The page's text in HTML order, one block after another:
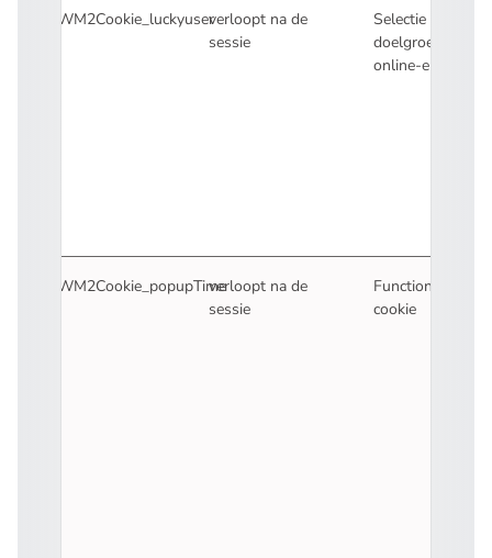
MWM2Cookie_luckyuserverloopt na de
sessie
Selectie
doelgroep voor
online-enquête
MWM2Cookie_popupTimeverloopt na de
sessie
Functionele
cookie